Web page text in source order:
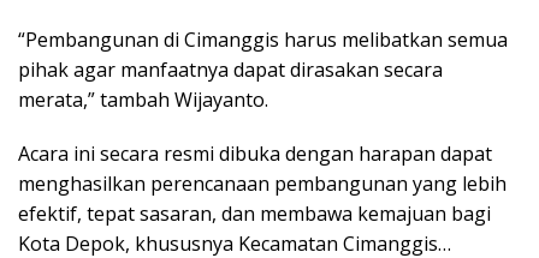
“Pembangunan di Cimanggis harus melibatkan semua
pihak agar manfaatnya dapat dirasakan secara
merata,” tambah Wijayanto.
Acara ini secara resmi dibuka dengan harapan dapat
menghasilkan perencanaan pembangunan yang lebih
efektif, tepat sasaran, dan membawa kemajuan bagi
Kota Depok, khususnya Kecamatan Cimanggis…